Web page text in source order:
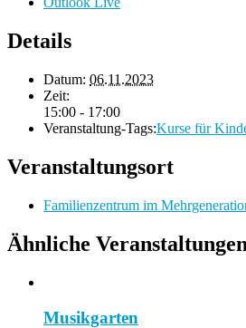
Details
Datum: 06.11.2023
Zeit:
15:00 - 17:00
Veranstaltung-Tags:Kurse für
Veranstaltungsort
Familienzentrum im
Ähnliche Veranstaltungen
Musikgarten